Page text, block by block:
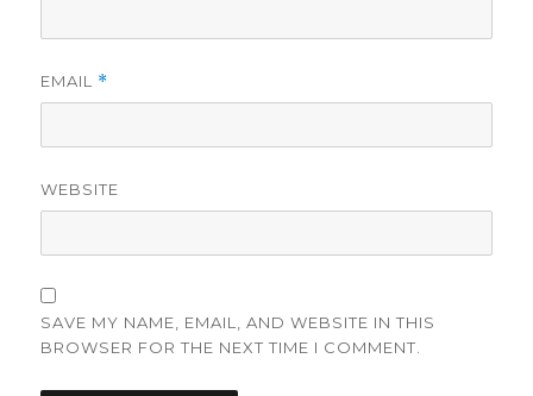
EMAIL *
WEBSITE
SAVE MY NAME, EMAIL, AND WEBSITE IN THIS
BROWSER FOR THE NEXT TIME I COMMENT.